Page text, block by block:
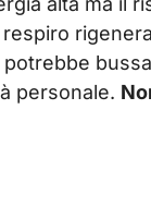
personale.